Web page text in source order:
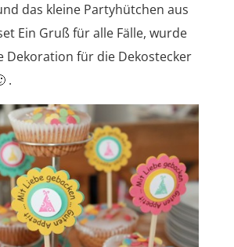
das kleine Partyhütchen aus
Ein Gruß für alle Fälle, wurde
Dekoration für die Dekostecker
.